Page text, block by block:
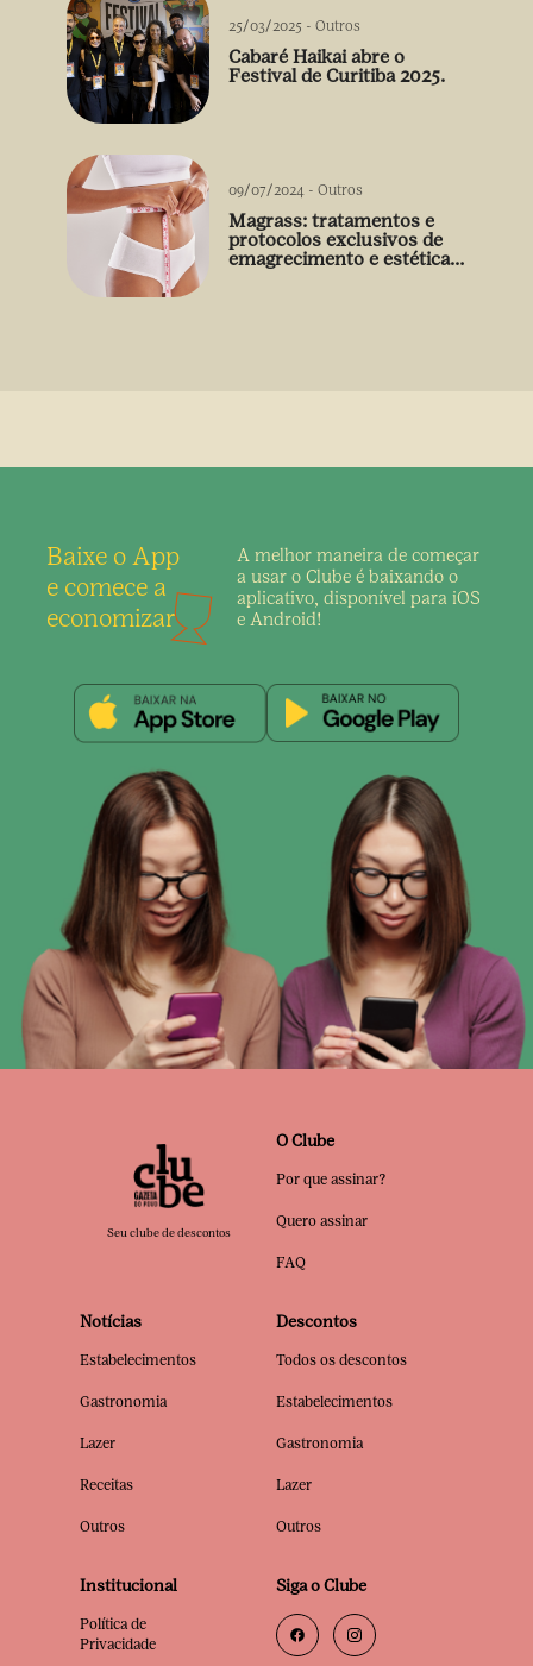
25/03/2025 - Outros
Cabaré Haikai abre o
Festival de Curitiba 2025.
09/07/2024 - Outros
Magrass: tratamentos e
protocolos exclusivos de
emagrecimento e estética
Baixe o App
e comece a
economizar
A melhor maneira de começar
a usar o Clube é baixando o
aplicativo, disponível para iOS
e Android!
Seu clube de descontos
O Clube
Por que assinar?
Quero assinar
FAQ
Notícias
Estabelecimentos
Gastronomia
Lazer
Receitas
Outros
Descontos
Todos os descontos
Estabelecimentos
Gastronomia
Lazer
Outros
Institucional
Política de
Privacidade
Siga o Clube